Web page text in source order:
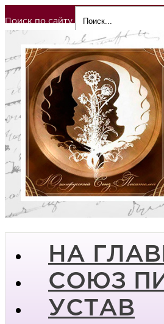
Поиск по сайту
НА
СОЮЗ
УСТАВ